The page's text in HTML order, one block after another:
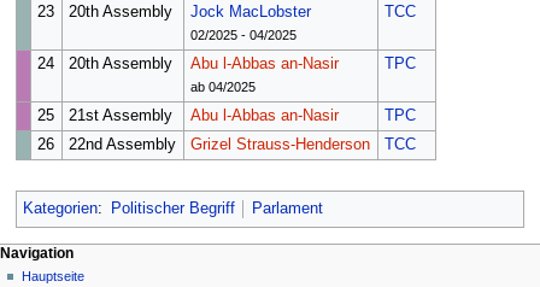
23
20th Assembly Jock MacLobster
02/2025 - 04/2025
TCC
24 20th Assembly Abu l-Abbas an-Nasir
ab 04/2025
TPC
25 21st Assembly Abu l-Abbas an-Nasir
TPC
26
22nd Assembly Grizel Strauss-Henderson TCC
Kategorien: Politischer Begriff Parlament
Navigationsmenü
Seitenaktionen
Seite
Meine Werkzeuge
Nicht
Navigation
Hauptseite